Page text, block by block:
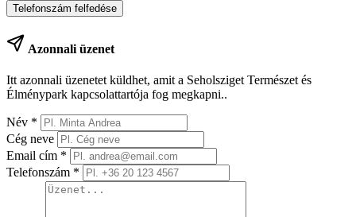
Telefonszám felfedése
Azonnali üzenet
Itt azonnali üzenetet küldhet, amit a Seholsziget Természet és
Élménypark kapcsolattartója fog megkapni..
Név *
Cég neve
Email cím *
Telefonszám *